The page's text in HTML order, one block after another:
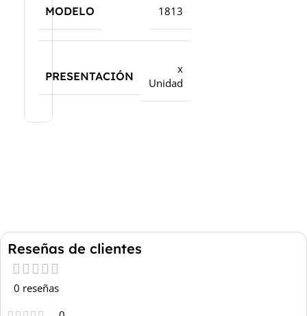
MODELO 1813
PRESENTACIÓN
x
Unidad
Reseñas de clientes
0 reseñas